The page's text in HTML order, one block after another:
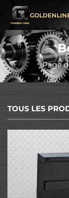
Page
TOUS LES